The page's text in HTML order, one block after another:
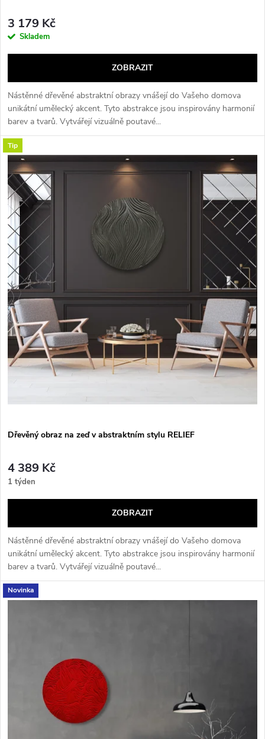
t
ů
t
ů
3 179 Kč
Skladem
ZOBRAZIT
Nástěnné dřevěné abstraktní obrazy vnášejí do Vašeho domova
unikátní umělecký akcent. Tyto abstrakce jsou inspirovány harmonií
barev a tvarů. Vytvářejí vizuálně poutavé...
Tip
Dřevěný obraz na zeď v abstraktním stylu RELIEF
4 389 Kč
1 týden
ZOBRAZIT
Nástěnné dřevěné abstraktní obrazy vnášejí do Vašeho domova
unikátní umělecký akcent. Tyto abstrakce jsou inspirovány harmonií
barev a tvarů. Vytvářejí vizuálně poutavé...
Novinka